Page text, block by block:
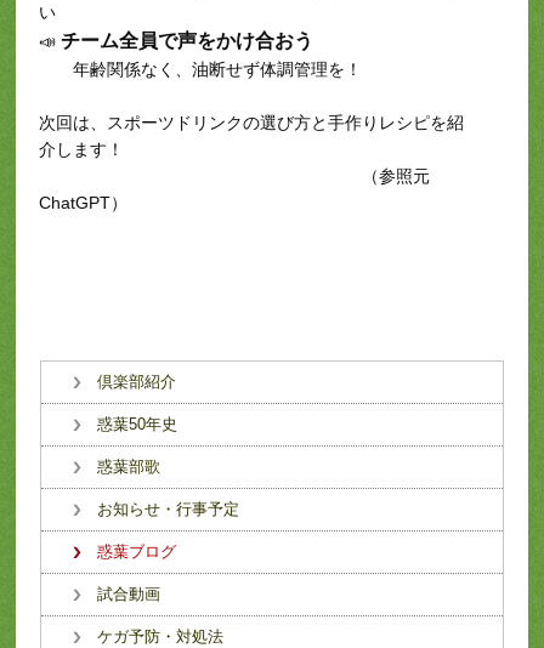
い
📣チーム全員で声をかけ合おう
年齢関係なく、油断せず体調管理を！
次回は、スポーツドリンクの選び方と手作りレシピを紹
介します！
（参照元
ChatGPT）
倶楽部紹介
惑葉50年史
惑葉部歌
お知らせ・行事予定
惑葉ブログ
試合動画
ケガ予防・対処法